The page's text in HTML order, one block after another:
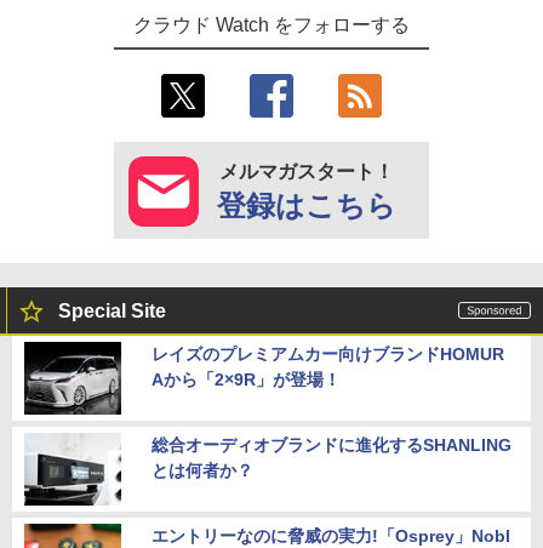
クラウド Watch をフォローする
メルマガスタート！
登録はこちら
Special Site
レイズのプレミアムカー向けブランドHOMUR
Aから「2×9R」が登場！
総合オーディオブランドに進化するSHANLING
とは何者か？
エントリーなのに脅威の実力!「Osprey」Nobl